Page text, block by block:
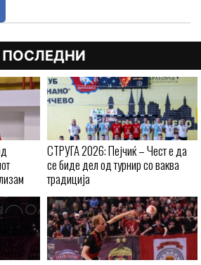
ПОСЛЕДНИ
СТРУГА 2026: Пејчиќ – Чест е да
се биде дел од турнир со ваква
традиција